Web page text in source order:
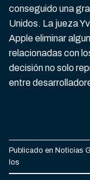
conseguido una
Unidos. La jueza
Apple eliminar
relacionadas con
decisión no solo
entre
Publicado en Noticias
Ios